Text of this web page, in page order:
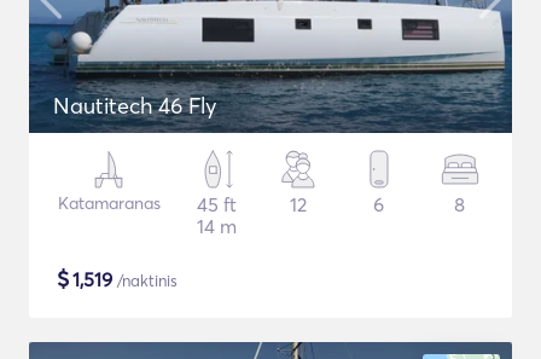
Nautitech 46 Fly
Katamaranas
45 ft
14 m
12 6 8
$1,519 /naktinis